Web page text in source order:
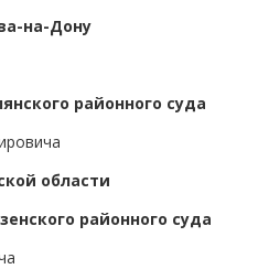
на-Дону
районного суда
области
районного суда